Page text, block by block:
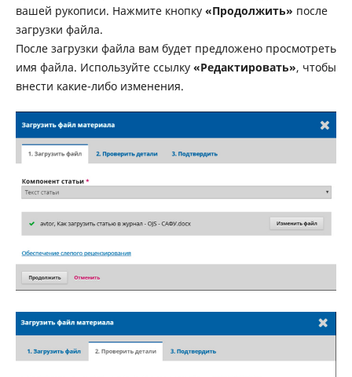
вашей рукописи. Нажмите кнопку «Продолжить» после
загрузки файла.
После загрузки файла вам будет предложено просмотреть
имя файла. Используйте ссылку «Редактировать», чтобы
внести какие-либо изменения.